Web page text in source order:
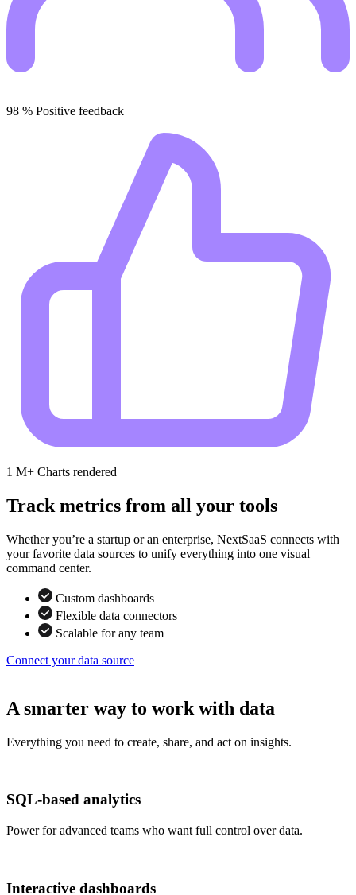
98 % Positive feedback
1 M+ Charts rendered
Track metrics from all your tools
Whether you’re a startup or an enterprise, NextSaaS connects with
your favorite data sources to unify everything into one visual
command center.
Custom dashboards
Flexible data connectors
Scalable for any team
Connect your data source
A smarter way to work with data
Everything you need to create, share, and act on insights.
SQL-based analytics
Power for advanced teams who want full control over data.
Interactive dashboards